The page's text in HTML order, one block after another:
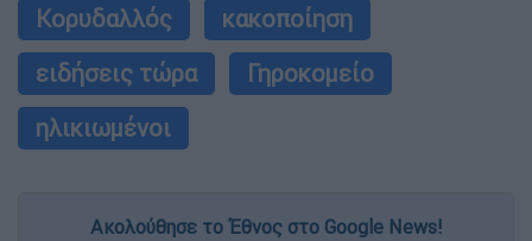
Κορυδαλλός
κακοποίηση
ειδήσεις τώρα
Γηροκομείο
ηλικιωμένοι
Ακολούθησε το Έθνος στο Google News!